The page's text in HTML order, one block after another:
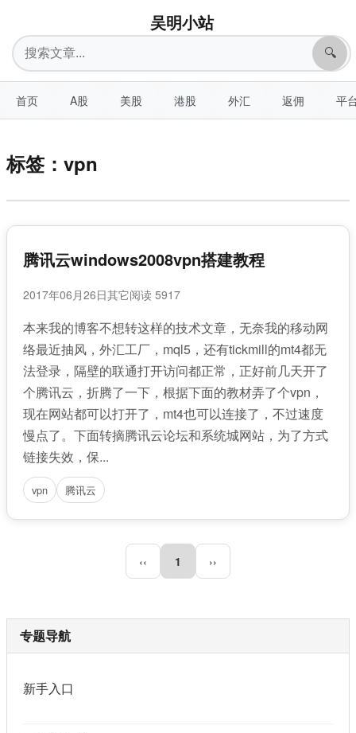
吴明小站
搜
索
🔍
首页 A股 美股 港股 外汇 返佣 平
标签：vpn
腾讯云windows2008vpn搭建教程
2017年06月26日其它阅读 5917
本来我的博客不想转这样的技术文章，无奈我的移动网
络最近抽风，外汇工厂，mql5，还有tickmill的mt4都无
法登录，隔壁的联通打开访问都正常，正好前几天开了
个腾讯云，折腾了一下，根据下面的教材弄了个vpn，
现在网站都可以打开了，mt4也可以连接了，不过速度
慢点了。下面转摘腾讯云论坛和系统城网站，为了方式
链接失效，保...
vpn 腾讯云
‹‹ 1 ››
专题导航
新手入口